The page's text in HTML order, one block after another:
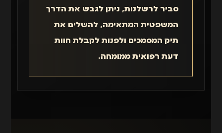
סביר לרשלנות, ניתן לגבש את הדרך
המשפטית המתאימה, להשלים את
תיק המסמכים ולפנות לקבלת חוות
דעת רפואית ממומחה.